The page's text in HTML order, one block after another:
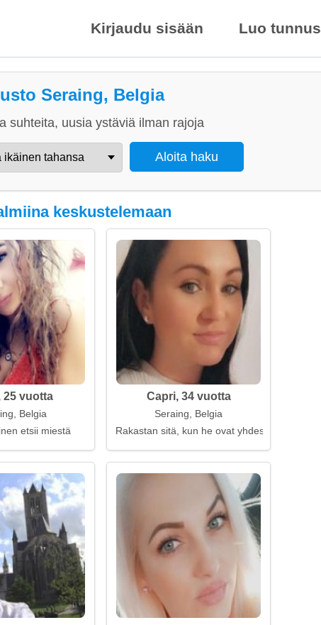
Kirjaudu sisään Luo tunnus
Seraing, Belgia
suhteita, uusia ystäviä ilman rajoja
keskustelemaan
25 vuotta
Belgia
etsii miestä
Capri, 34 vuotta
Seraing, Belgia
Rakastan sitä, kun he ovat yhdessä hiljaa